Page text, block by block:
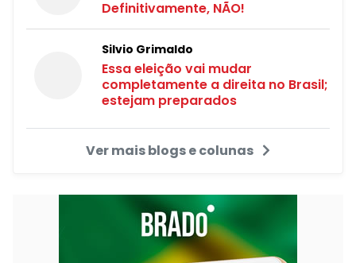
Definitivamente, NÃO!
Silvio Grimaldo
Essa eleição vai mudar
completamente a direita no Brasil;
estejam preparados
Ver mais blogs e colunas